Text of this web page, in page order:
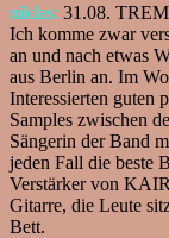
niklas: 31.08.
Ich komme zwar
an und nach etwas
aus Berlin an. Im
Interessierten guten
Samples zwischen
Sängerin der Band
jeden Fall die beste
Verstärker von
Gitarre, die Leute
Bett.